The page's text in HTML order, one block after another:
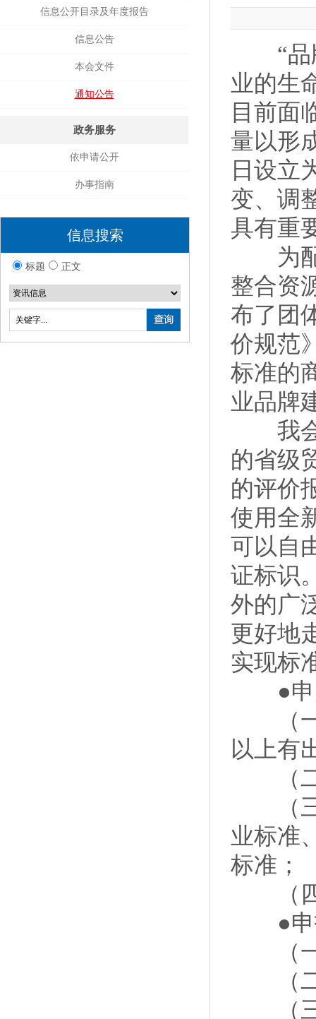
信息公开目录及年度报告
信息公告
本会文件
通知公告
政务服务
依申请公开
办事指南
信息搜索
标题 正文
“品牌
业的生
目前面
量以形
日设立
变、调
具有重
为配
整合资
布了团
价规范
标准的
业品牌
我会
的省级
的评价
使用全
可以自
证标识
外的广
更好地
实现标
●申
（一
以上有
（二
（三
业标准
标准；
（四
●申
（一
（二
（三